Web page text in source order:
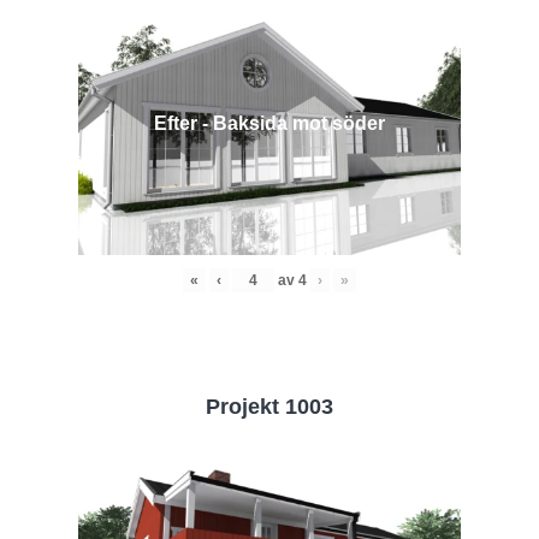
Efter - Baksida mot söder
« ‹ av 4 › »
Projekt 1003